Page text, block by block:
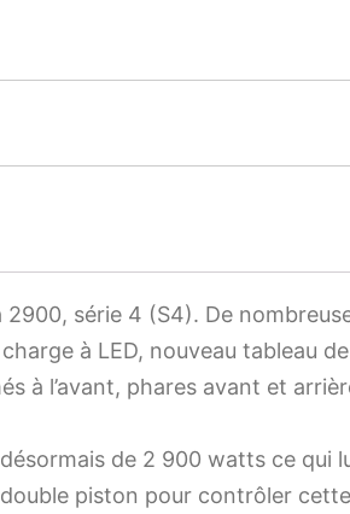
2900, série 4 (S4). De
à LED, nouveau tableau
à l’avant, phares avant et
de 2 900 watts ce qui
piston pour contrôler